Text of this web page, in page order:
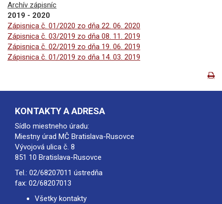
Archív zápisníc
2019 - 2020
Zápisnica č. 01/2020 zo dňa 22. 06. 2020
Zápisnica č. 03/2019 zo dňa 08. 11. 2019
Zápisnica č. 02/2019 zo dňa 19. 06. 2019
Zápisnica č. 01/2019 zo dňa 14. 03. 2019
KONTAKTY A ADRESA
Sídlo miestneho úradu:
Miestny úrad MČ Bratislava-Rusovce
Vývojová ulica č. 8
851 10 Bratislava-Rusovce
Tel.: 02/68207011 ústredňa
fax: 02/68207013
Všetky kontakty